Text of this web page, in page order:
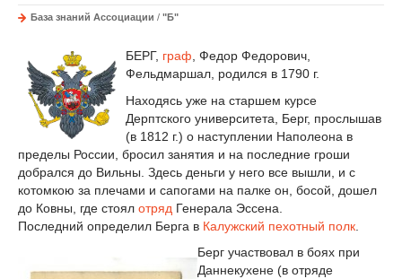
База знаний Ассоциации / "Б"
БЕРГ, граф , Федор Федорович,
Фельдмаршал, родился в 1790 г.
Находясь уже на старшем курсе
Дерптского университета, Берг, прослышав
(в 1812 г.) о наступлении Наполеона в
пределы России, бросил занятия и на последние гроши
добрался до Вильны. Здесь деньги у него все вышли, и с
котомкою за плечами и сапогами на палке он, босой, дошел
до Ковны, где стоял отряд Генерала Эссена.
Последний определил Берга в Калужский пехотный полк
Берг участвовал в боях при
Даннекухене (в отряде